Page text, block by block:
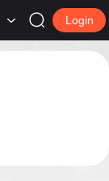
Login